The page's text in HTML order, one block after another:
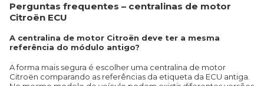
Perguntas frequentes – centralinas de motor
Citroën ECU
A centralina de motor Citroën deve ter a mesma
referência do módulo antigo?
A forma mais segura é escolher uma centralina de motor
Citroën comparando as referências da etiqueta da ECU antiga.